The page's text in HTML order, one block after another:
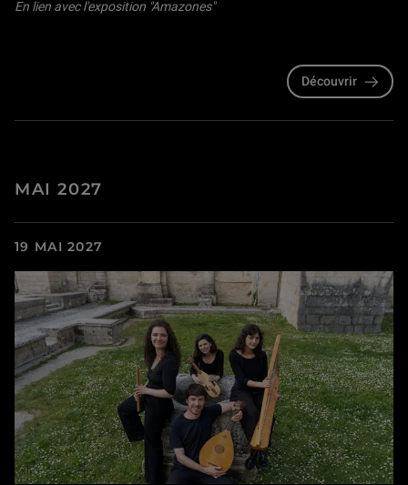
En lien avec l'exposition "Amazones"
Découvrir
MAI 2027
19 MAI 2027